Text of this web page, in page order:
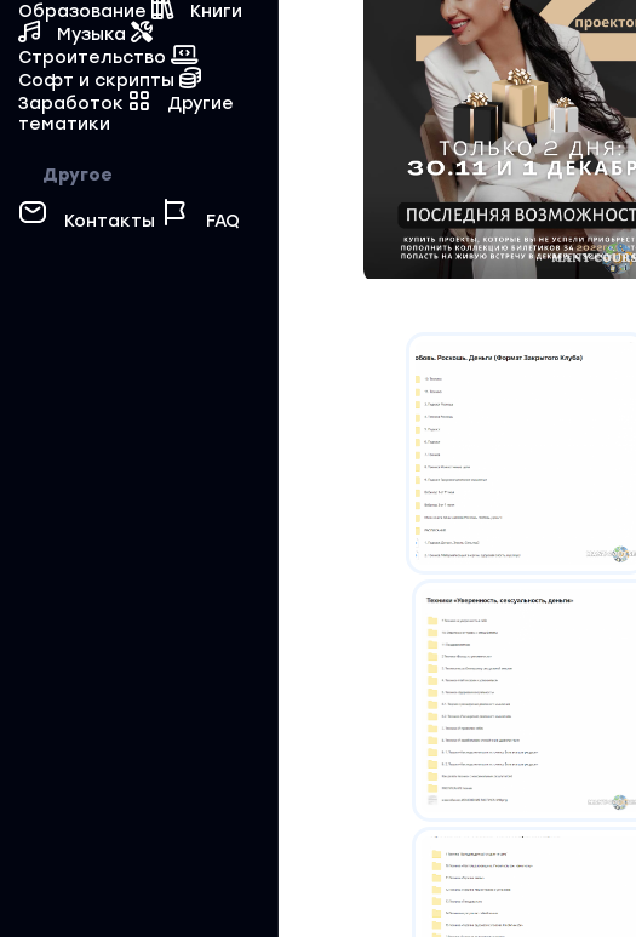
Образование
Книги
Музыка
Строительство
Софт и скрипты
Заработок
Другие
тематики
Другое
Контакты FAQ